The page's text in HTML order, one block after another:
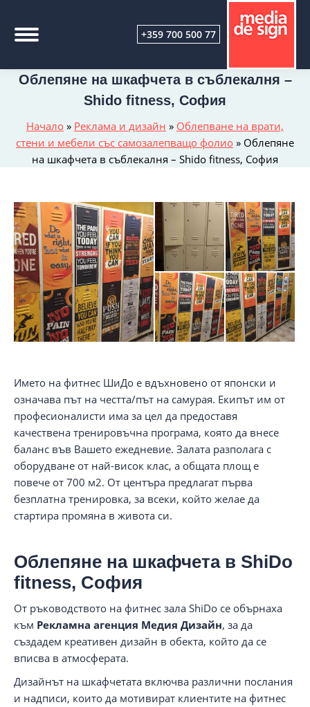
+359 700 500 77
Начало » Реклама и дизайн » Облепване на врати,
стени и мебели със самозалепващо фолио » Облепяне
на шкафчета в съблекалня – Shido fitness, София
Облепяне на шкафчета в съблекалня –
Shido fitness, София
Името на фитнес ШиДо е вдъхновено от японски и
означава път на честта/път на самурая. Екипът им от
професионалисти има за цел да предоставя
качествена тренировъчна програма, която да внесе
баланс във Вашето ежедневие. Залата разполага с
оборудване от най-висок клас, а общата площ е
повече от 700 м2. От центъра предлагат първа
безплатна тренировка, за всеки, който желае да
стартира промяна в живота си.
Облепяне на шкафчета в ShiDo
fitness, София
От ръководството на фитнес зала ShiDo се обърнаха
към Рекламна агенция Медия Дизайн, за да
създадем креативен дизайн в обекта, който да се
вписва в атмосферата.
Дизайнът на шкафчетата включва различни послания
и надписи, които да мотивират клиентите на фитнес